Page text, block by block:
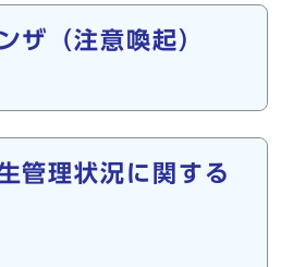
ザ（注意喚起）
管理状況に関する